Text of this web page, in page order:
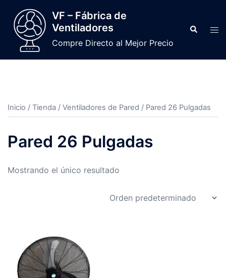
VF – Fábrica de
Ventiladores
Compre Directo al Mejor Precio
Inicio / Tienda / Ventiladores de Pared / Pared 26 Pulgadas
Pared 26 Pulgadas
Mostrando el único resultado